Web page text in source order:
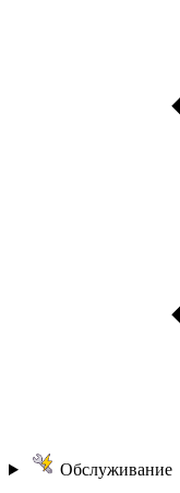
Обслуживание